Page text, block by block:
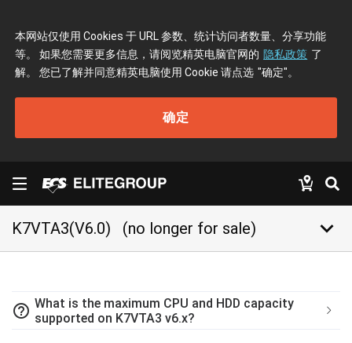
本网站仅使用 Cookies 于 URL 参数、统计访问者数量、分享功能
等。 如果您需要更多信息，请阅览精英电脑官网的 隐私政策 了
解。 您已了解并同意精英电脑使用 Cookie 请点选 "确定"。
确定
K7VTA3(V6.0) (no longer for sale) keyboard_arrow_down
help_outline What is the maximum CPU and HDD capacity
supported on K7VTA3 v6.x?